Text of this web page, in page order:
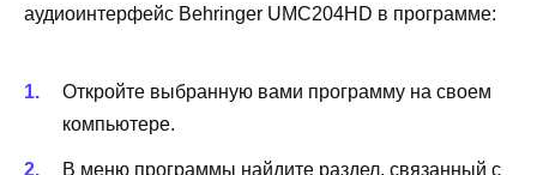
аудиоинтерфейс Behringer UMC204HD в программе:
Откройте выбранную вами программу на своем
компьютере.
В меню программы найдите раздел, связанный с